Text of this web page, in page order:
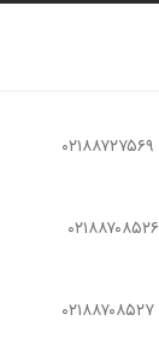
۰۲۱۸۸۷۰۸۵۲۶